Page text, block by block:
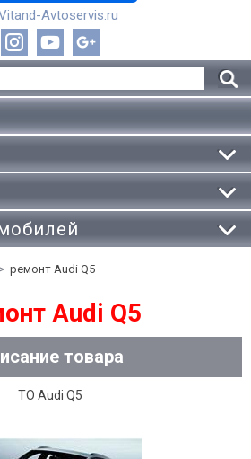
Avtoservis.ru
> ремонт Audi Q5
Audi Q5
товара
ТО Audi Q5